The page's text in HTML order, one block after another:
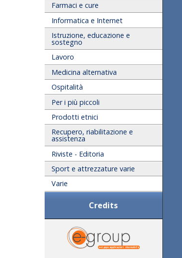
Farmaci e cure
Informatica e Internet
Istruzione, educazione e
sostegno
Lavoro
Medicina alternativa
Ospitalità
Per i più piccoli
Prodotti etnici
Recupero, riabilitazione e
assistenza
Riviste - Editoria
Sport e attrezzature varie
Varie
Credits